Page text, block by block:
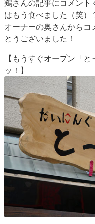
鶏さんの記事にコメント
はもう食べました（笑）
オーナーの奥さんからコ
とうございました！
【もうすぐオープン「
ッ！】